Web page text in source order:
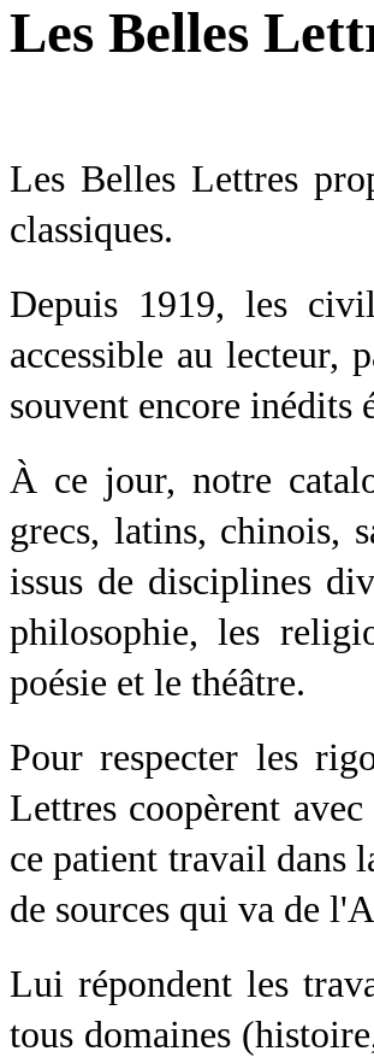
Les Belles
Les Belles Lettres
classiques.
Depuis 1919, les
accessible au lecteur,
souvent encore inédits
À ce jour, notre
grecs, latins, chinois,
issus de disciplines
philosophie, les
poésie et le théâtre.
Pour respecter les
Lettres coopèrent
ce patient travail dans
de sources qui va de
Lui répondent les
tous domaines